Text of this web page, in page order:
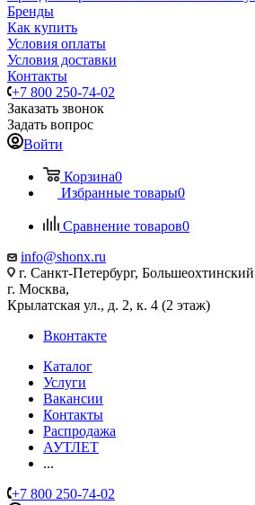
Бренды
Как купить
Условия оплаты
Условия доставки
Контакты
+7 800 250-74-02
Заказать звонок
Задать вопрос
Войти
Корзина0
Избранные товары0
Сравнение товаров0
info@shonx.ru
г. Санкт-Петербург,
г. Москва,
Крылатская ул., д. 2, к. 4 (2 этаж)
Вконтакте
Каталог
Услуги
Вакансии
Контакты
Распродажа
АУТЛЕТ
...
+7 800 250-74-02